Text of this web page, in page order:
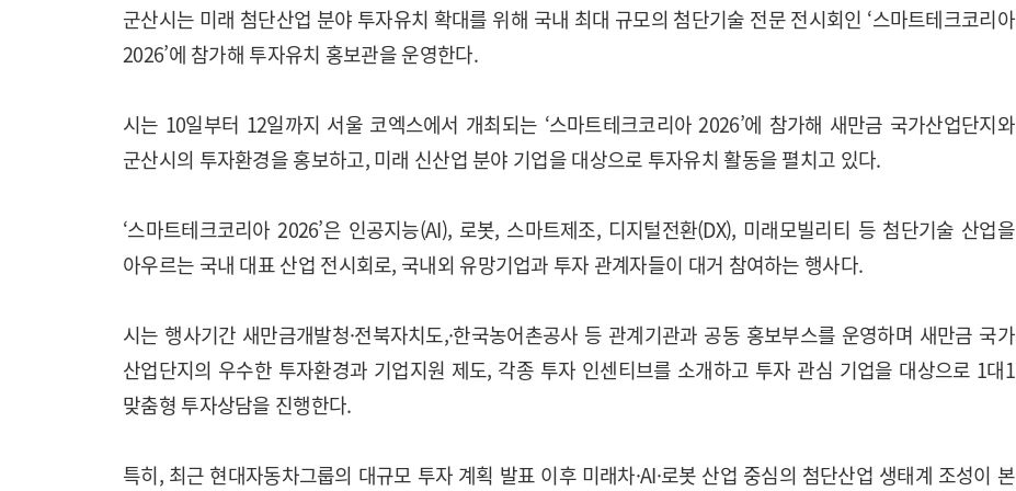
군산시는 미래 첨단산업 분야 투자유치 확대를 위해 국내 최대 규모의 첨단기술 전문 전시회인 ‘스마트테크코리아
2026’에 참가해 투자유치 홍보관을 운영한다.
시는 10일부터 12일까지 서울 코엑스에서 개최되는 ‘스마트테크코리아 2026’에 참가해 새만금 국가산업단지와
군산시의 투자환경을 홍보하고, 미래 신산업 분야 기업을 대상으로 투자유치 활동을 펼치고 있다.
‘스마트테크코리아 2026’은 인공지능(AI), 로봇, 스마트제조, 디지털전환(DX), 미래모빌리티 등 첨단기술 산업을
아우르는 국내 대표 산업 전시회로, 국내외 유망기업과 투자 관계자들이 대거 참여하는 행사다.
시는 행사기간 새만금개발청·전북자치도,·한국농어촌공사 등 관계기관과 공동 홍보부스를 운영하며 새만금 국가
산업단지의 우수한 투자환경과 기업지원 제도, 각종 투자 인센티브를 소개하고 투자 관심 기업을 대상으로 1대1
맞춤형 투자상담을 진행한다.
특히, 최근 현대자동차그룹의 대규모 투자 계획 발표 이후 미래차·AI·로봇 산업 중심의 첨단산업 생태계 조성이 본